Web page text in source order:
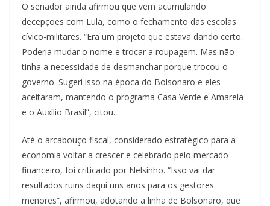
O senador ainda afirmou que vem acumulando
decepções com Lula, como o fechamento das escolas
cívico-militares. “Era um projeto que estava dando certo.
Poderia mudar o nome e trocar a roupagem. Mas não
tinha a necessidade de desmanchar porque trocou o
governo. Sugeri isso na época do Bolsonaro e eles
aceitaram, mantendo o programa Casa Verde e Amarela
e o Auxílio Brasil”, citou.
Até o arcabouço fiscal, considerado estratégico para a
economia voltar a crescer e celebrado pelo mercado
financeiro, foi criticado por Nelsinho. “Isso vai dar
resultados ruins daqui uns anos para os gestores
menores”, afirmou, adotando a linha de Bolsonaro, que